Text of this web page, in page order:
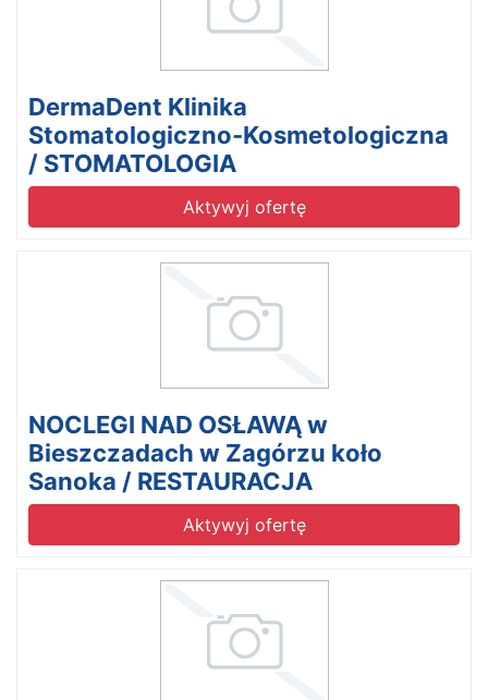
DermaDent Klinika
Stomatologiczno-Kosmetologiczna
/ STOMATOLOGIA
Aktywyj ofertę
NOCLEGI NAD OSŁAWĄ w
Bieszczadach w Zagórzu koło
Sanoka / RESTAURACJA
Aktywyj ofertę